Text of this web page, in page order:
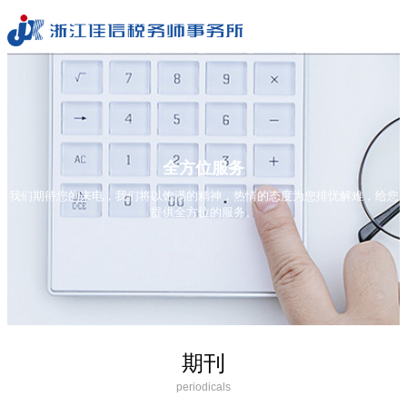
全方位服务
我们期待您的来电，我们将以饱满的精神，热情的态度为您排忧解难，给您
提供全方位的服务。
期刊
periodicals